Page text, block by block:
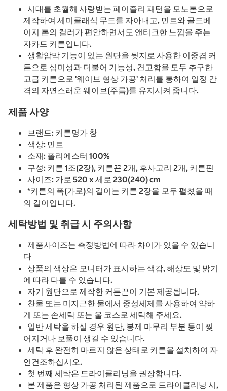
시대를 초월해 사랑받는 페이즐리 패턴을 모노톤으로
제작하여 세미클래식 무드를 자아내고, 민트와 골드베
이지 톤의 컬러가 편안하면서도 앤티크한 느낌을 주는
자카드 커튼입니다.
생활암막 기능이 있는 원단을 뒷지로 사용한 이중겹 커
튼으로 심미성과 더불어 기능성, 견고함을 모두 추구한
고급 커튼으로 '웨이브 형상 가공' 처리를 통하여 일정 간
격의 자연스러운 웨이브(주름)를 유지시켜 줍니다.
제품 사양
브랜드: 커튼명가 창
색상: 민트
소재: 폴리에스터 100%
구성: 커튼 1조(2장), 커튼끈 2개, 후사고리 2개, 커튼핀
사이즈: 가로 520 x 세로 230(240) cm
*커튼의 폭(가로)의 길이는 커튼 2장을 모두 펼쳤을 때
의 길이입니다.
세탁방법 및 취급 시 주의사항
제품사이즈는 측정방법에 따라 차이가 있을 수 있습니
다
상품의 색상은 모니터가 표시하는 색감, 해상도 및 밝기
에 따라 다를 수 있습니다.
자기 원단으로 제작한 커튼끈이 기본 제공됩니다.
찬물 또는 미지근한 물에서 중성세제를 사용하여 약하
게 또는 손세탁 또는 울 코스로 세탁해 주세요.
일반 세탁을 하실 경우 원단, 봉제 마무리 부분 등이 찢
어지거나 보풀이 생길 수 있습니다.
세탁 후 완전히 마르지 않은 상태로 커튼을 설치하여 자
연건조하십시오.
첫 번째 세탁은 드라이클리닝을 권장합니다.
본 제품은 형상 가공 처리된 제품으로 드라이클리닝 시,